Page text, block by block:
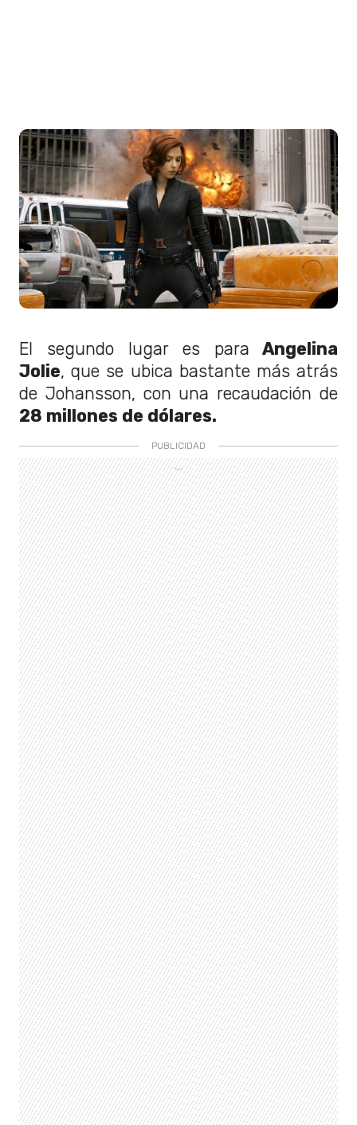
El segundo lugar es para Angelina
Jolie, que se ubica bastante más atrás
de Johansson, con una recaudación de
28 millones de dólares.